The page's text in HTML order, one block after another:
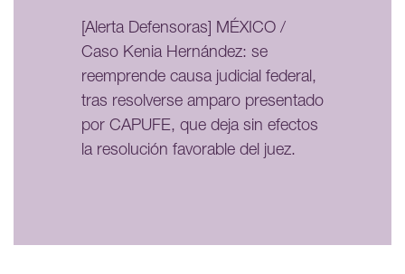
[Alerta Defensoras] MÉXICO /
Caso Kenia Hernández: se
reemprende causa judicial federal,
tras resolverse amparo presentado
por CAPUFE, que deja sin efectos
la resolución favorable del juez.